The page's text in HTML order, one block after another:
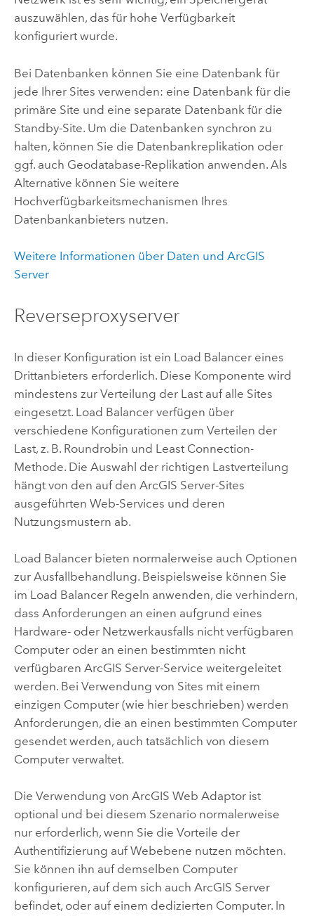
auszuwählen, das für hohe Verfügbarkeit
konfiguriert wurde.
Bei Datenbanken können Sie eine Datenbank für
jede Ihrer Sites verwenden: eine Datenbank für die
primäre Site und eine separate Datenbank für die
Standby-Site. Um die Datenbanken synchron zu
halten, können Sie die Datenbankreplikation oder
ggf. auch Geodatabase-Replikation anwenden. Als
Alternative können Sie weitere
Hochverfügbarkeitsmechanismen Ihres
Datenbankanbieters nutzen.
Weitere Informationen über Daten und ArcGIS
Server
Reverseproxyserver
In dieser Konfiguration ist ein Load Balancer eines
Drittanbieters erforderlich. Diese Komponente wird
mindestens zur Verteilung der Last auf alle Sites
eingesetzt. Load Balancer verfügen über
verschiedene Konfigurationen zum Verteilen der
Last, z. B. Roundrobin und Least Connection-
Methode. Die Auswahl der richtigen Lastverteilung
hängt von den auf den ArcGIS Server-Sites
ausgeführten Web-Services und deren
Nutzungsmustern ab.
Load Balancer bieten normalerweise auch Optionen
zur Ausfallbehandlung. Beispielsweise können Sie
im Load Balancer Regeln anwenden, die verhindern,
dass Anforderungen an einen aufgrund eines
Hardware- oder Netzwerkausfalls nicht verfügbaren
Computer oder an einen bestimmten nicht
verfügbaren ArcGIS Server-Service weitergeleitet
werden. Bei Verwendung von Sites mit einem
einzigen Computer (wie hier beschrieben) werden
Anforderungen, die an einen bestimmten Computer
gesendet werden, auch tatsächlich von diesem
Computer verwaltet.
Die Verwendung von ArcGIS Web Adaptorist
optional und bei diesem Szenario normalerweise
nur erforderlich, wenn Sie die Vorteile der
Authentifizierung auf Webebene nutzen möchten.
Sie können ihn auf demselben Computer
konfigurieren, auf dem sich auch ArcGIS Server
befindet, oder auf einem dedizierten Computer. In